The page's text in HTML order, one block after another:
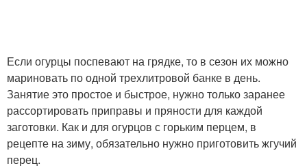
Если огурцы поспевают на грядке, то в сезон их можно
мариновать по одной трехлитровой банке в день.
Занятие это простое и быстрое, нужно только заранее
рассортировать приправы и пряности для каждой
заготовки. Как и для огурцов с горьким перцем, в
рецепте на зиму, обязательно нужно приготовить жгучий
перец.